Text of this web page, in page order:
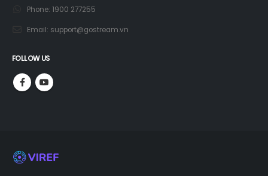
Phone: 1900 277255
Email: support@gostream.vn
FOLLOW US